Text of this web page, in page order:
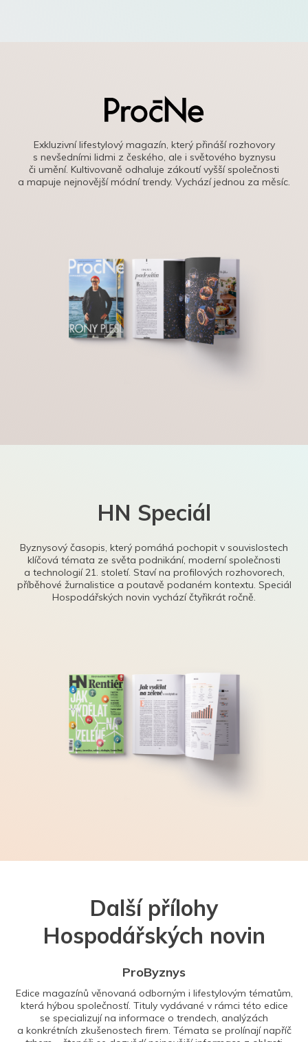
Exkluzivní lifestylový magazín, který přináší rozhovory
s nevšedními lidmi z českého, ale i světového byznysu
či umění. Kultivovaně odhaluje zákoutí vyšší společnosti
a mapuje nejnovější módní trendy. Vychází jednou za měsíc.
HN Speciál
Byznysový časopis, který pomáhá pochopit v souvislostech
klíčová témata ze světa podnikání, moderní společnosti
a technologií 21. století. Staví na profilových rozhovorech,
příběhové žurnalistice a poutavě podaném kontextu. Speciál
Hospodářských novin vychází čtyřikrát ročně.
Další přílohy
Hospodářských novin
ProByznys
Edice magazínů věnovaná odborným i lifestylovým tématům,
která hýbou společností. Tituly vydávané v rámci této edice
se specializují na informace o trendech, analýzách
a konkrétních zkušenostech firem. Témata se prolínají napříč